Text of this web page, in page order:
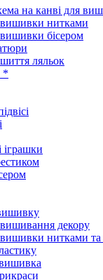
на канві для
нитками
бісером
ляльок
*
іграшки
декору
нитками та